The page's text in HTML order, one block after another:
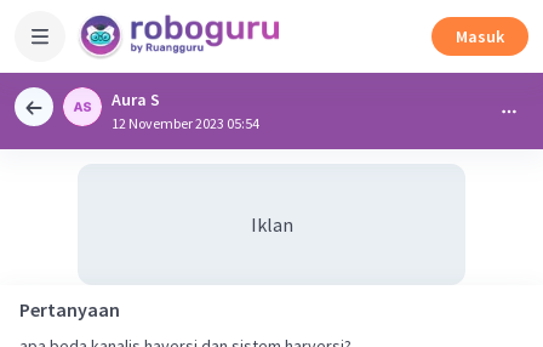
Masuk
Aura S
12 November 2023 05:54
Iklan
Pertanyaan